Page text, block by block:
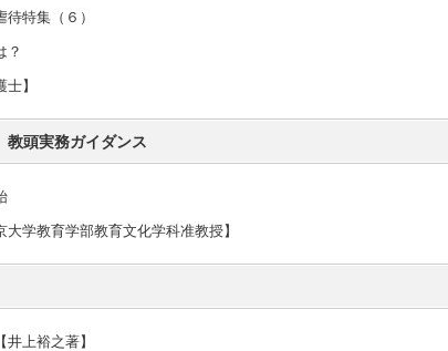
特集（６）
？
】
頭実務ガイダンス
大学教育学部教育文化学科准教授】
上裕之著】